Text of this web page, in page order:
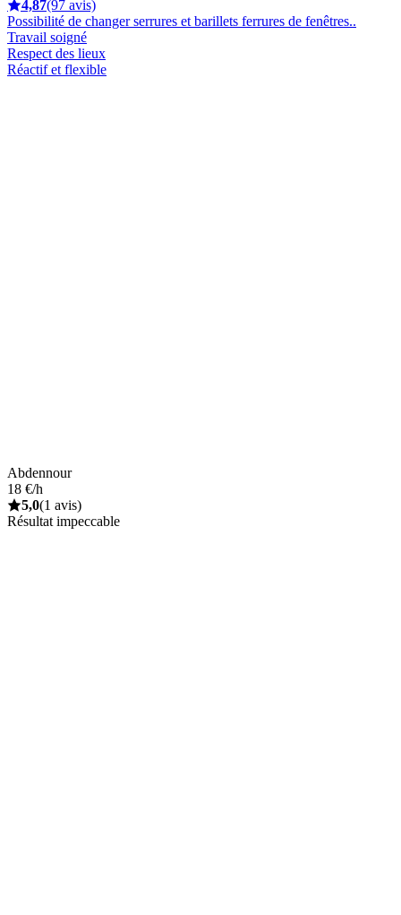
4,87(97 avis)
Possibilité de changer serrures et barillets ferrures de fenêtres..
Travail soigné
Respect des lieux
Réactif et flexible
Abdennour
18 €/h
5,0(1 avis)
Résultat impeccable